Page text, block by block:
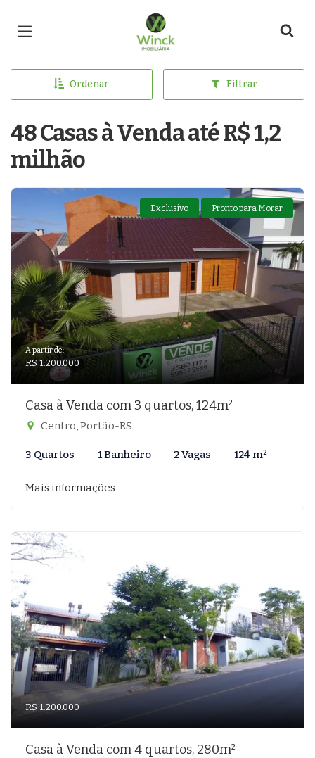
Página inicial
Ordenar Filtrar
48 Casas à Venda até R$ 1,2
milhão
Exclusivo Pronto para Morar
A partir de:
R$ 1.200.000
Casa à Venda com 3 quartos, 124m²
Centro, Portão-RS
3 Quartos 1 Banheiro 2 Vagas 124 m²
Mais informações
R$ 1.200.000
Casa à Venda com 4 quartos, 280m²